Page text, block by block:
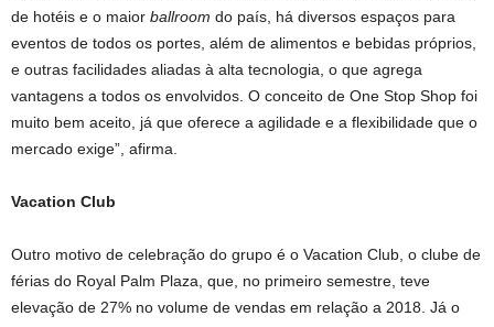
de hotéis e o maior ballroom do país, há diversos espaços para
eventos de todos os portes, além de alimentos e bebidas próprios,
e outras facilidades aliadas à alta tecnologia, o que agrega
vantagens a todos os envolvidos. O conceito de One Stop Shop foi
muito bem aceito, já que oferece a agilidade e a flexibilidade que o
mercado exige”, afirma.
Vacation Club
Outro motivo de celebração do grupo é o Vacation Club, o clube de
férias do Royal Palm Plaza, que, no primeiro semestre, teve
elevação de 27% no volume de vendas em relação a 2018. Já o